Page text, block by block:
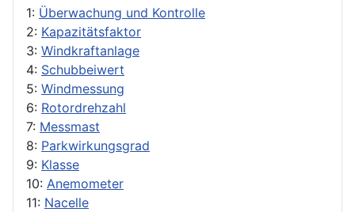
1: Überwachung und Kontrolle
2: Kapazitätsfaktor
3: Windkraftanlage
4: Schubbeiwert
5: Windmessung
6: Rotordrehzahl
7: Messmast
8: Parkwirkungsgrad
9: Klasse
10: Anemometer
11: Nacelle